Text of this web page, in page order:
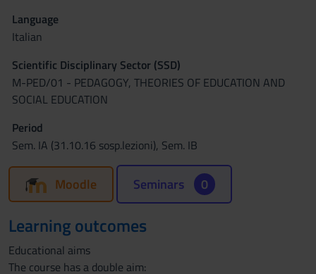
Language
Italian
Scientific Disciplinary Sector (SSD)
M-PED/01 - PEDAGOGY, THEORIES OF EDUCATION AND
SOCIAL EDUCATION
Period
Sem. IA (31.10.16 sosp.lezioni), Sem. IB
Moodle Seminars 0
Learning outcomes
Educational aims
The course has a double aim: